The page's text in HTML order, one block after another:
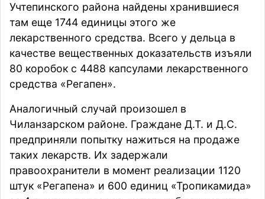
Учтепинского района найдены хранившиеся
там еще 1744 единицы этого же
лекарственного средства. Всего у дельца в
качестве вещественных доказательств изъяли
80 коробок с 4488 капсулами лекарственного
средства «Регапен».
Аналогичный случай произошел в
Чиланзарском районе. Граждане Д.Т. и Д.С.
предприняли попытку нажиться на продаже
таких лекарств. Их задержали
правоохранители в момент реализации 1120
штук «Регапена» и 600 единиц «Тропикамида»